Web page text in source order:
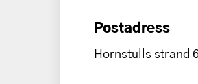
Postadress
Hornstulls strand